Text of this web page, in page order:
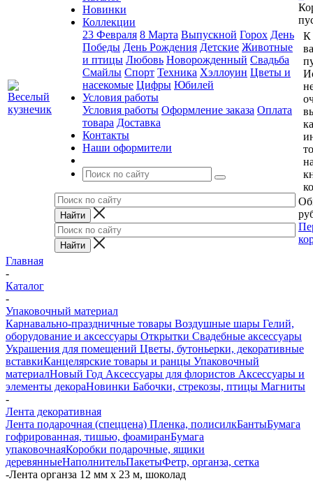
Новинки
Коллекции
23 Февраля 8 Марта Выпускной Горох День
Победы День Рождения Детские Животные
и птицы Любовь Новорожденный Свадьба
Смайлы Спорт Техника Хэллоуин Цветы и
насекомые Цифры Юбилей
Условия работы
Условия работы Оформление заказа Оплата
товара Доставка
Контакты
Наши оформители
К
Главная
-
Каталог
-
Упаковочный материал
Карнавально-праздничные товары Воздушные шары Гелий,
оборудование и аксессуары Открытки Свадебные аксессуары
Украшения для помещений Цветы, бутоньерки, декоративные
вставкиКанцелярские товары и ранцы Упаковочный
материалНовый Год Аксессуары для флористов Аксессуары и
элементы декораНовинки Бабочки, стрекозы, птицы Магниты
-
Лента декоративная
Лента подарочная (спеццена) Пленка, полисилкБантыБумага
гофрированная, тишью, фоамиранБумага
упаковочнаяКоробки подарочные, ящики
деревянныеНаполнительПакетыФетр, органза, сетка
-Лента органза 12 мм х 23 м, шоколад